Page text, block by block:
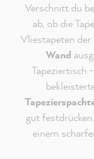
Verschnitt du
ab, ob die
Vliestapeten der
Wand
Tapeziertisch
gut
einem